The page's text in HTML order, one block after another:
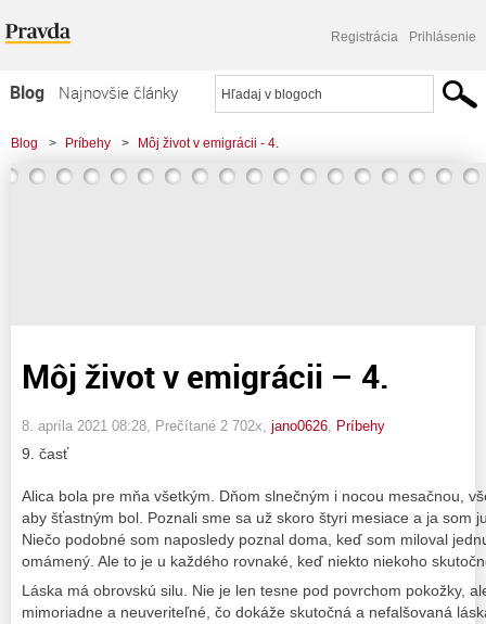
Registrácia Prihlásenie
Blog
Najnovšie články
Najčítanejšie články
Najkomentovanejšie články
Blog > Príbehy > Môj život v emigrácii - 4.
Môj život v emigrácii – 4.
8. apríla 2021 08:28 , Prečítané 2 702x, jano0626 Príbehy
časť
Alica bola pre mňa všetkým. Dňom slnečným i nocou mesačnou,
aby šťastným bol. Poznali sme sa už skoro štyri mesiace a ja som
Niečo podobné som naposledy poznal doma, keď som miloval
omámený. Ale to je u každého rovnaké, keď niekto niekoho
Láska má obrovskú silu. Nie je len tesne pod povrchom pokožky,
mimoriadne a neuveriteľné, čo dokáže skutočná a nefalšovaná